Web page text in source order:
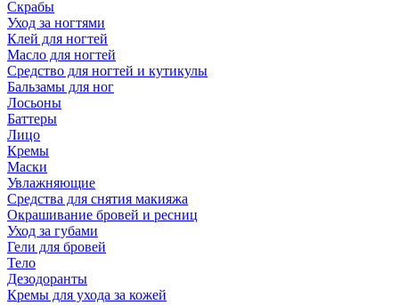
Скрабы
Уход за ногтями
Клей для ногтей
Масло для ногтей
Средство для ногтей и кутикулы
Бальзамы для ног
Лосьоны
Баттеры
Лицо
Кремы
Маски
Увлажняющие
Средства для снятия макияжа
Окрашивание бровей и ресниц
Уход за губами
Гели для бровей
Тело
Дезодоранты
Кремы для ухода за кожей